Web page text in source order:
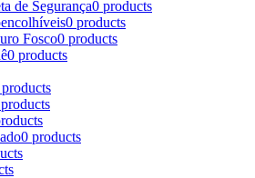
de Segurança0 products
0 products
Fosco0 products
0 products
0 products